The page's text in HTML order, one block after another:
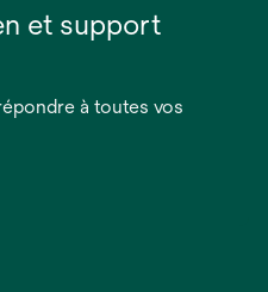
et support
à toutes vos